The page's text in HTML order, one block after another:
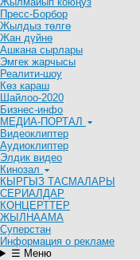
Пресс-Борбор
Жылдыз төлгө
Жан дүйнө
Ашкана сырлары
Эмгек жарчысы
Реалити-шоу
Көз караш
Шайлоо-2020
Бизнес-инфо
МЕДИА-ПОРТАЛ
Видеоклиптер
Аудиоклиптер
Элдик видео
Кинозал
КЫРГЫЗ ТАСМАЛАРЫ
СЕРИАЛДАР
КОНЦЕРТТЕР
ЖЫЛНААМА
Суперстан
Информация о рекламе
☰ Меню